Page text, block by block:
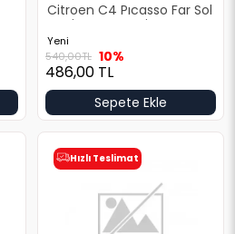
Citroen C4 Pıcasso Far Sol
Yeni Yan Sanayi
Yeni
540,00TL 10%
486,00 TL
Sepete Ekle
Hızlı Teslimat